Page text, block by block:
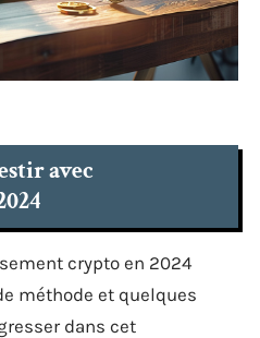
avec
crypto en 2024
méthode et quelques
dans cet